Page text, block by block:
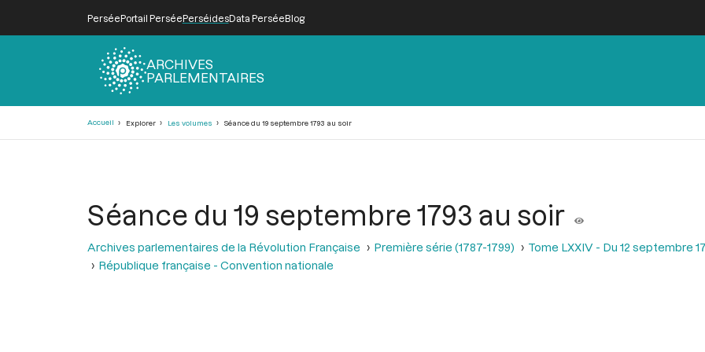
PerséePortail PerséePerséidesData PerséeBlog
ARCHIVES
PARLEMENTAIRES
Accueil Explorer Les volumes Séance du 19 septembre 1793 au soir
Séance du 19 septembre 1793 au soir
Archives parlementaires de la Révolution Française Première série (1787-1799)
Tome LXXIV - Du 12 septembre
République française - Convention nationale